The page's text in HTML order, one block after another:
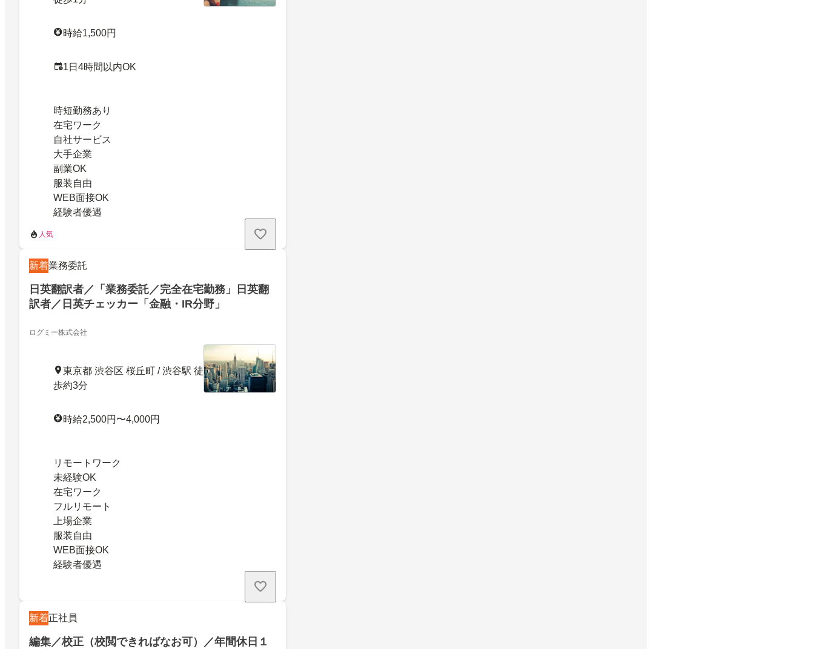
時給1,500円
1日4時間以内OK
時短勤務あり
在宅ワーク
自社サービス
大手企業
副業OK
服装自由
WEB面接OK
経験者優遇
人気
新着業務委託
日英翻訳者／「業務委託／完全在宅勤務」日英翻
訳者／日英チェッカー「金融・IR分野」
ログミー株式会社
東京都 渋谷区 桜丘町 / 渋谷駅 徒
歩約3分
時給2,500円〜4,000円
リモートワーク
未経験OK
在宅ワーク
フルリモート
上場企業
服装自由
WEB面接OK
経験者優遇
新着正社員
編集／校正（校閲できればなお可）／年間休日１